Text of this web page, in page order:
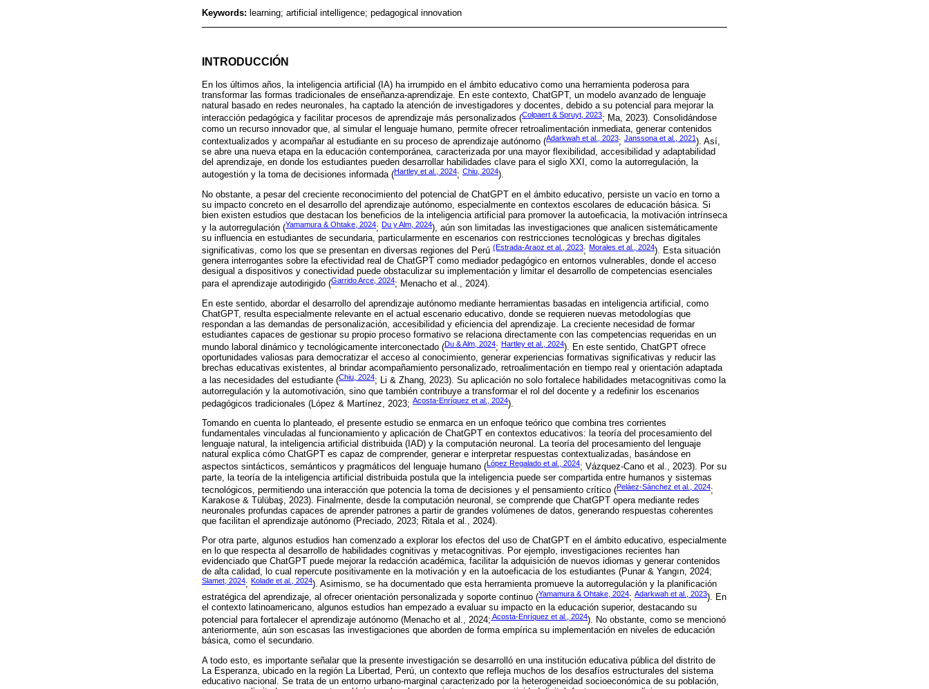
Keywords: learning; artificial intelligence; pedagogical innovation
INTRODUCCIÓN
En los últimos años, la inteligencia artificial (IA) ha irrumpido en el ámbito educativo como una herramienta poderosa para
transformar las formas tradicionales de enseñanza-aprendizaje. En este contexto, ChatGPT, un modelo avanzado de lenguaje
natural basado en redes neuronales, ha captado la atención de investigadores y docentes, debido a su potencial para mejorar la
interacción pedagógica y facilitar procesos de aprendizaje más personalizados (Colpaert & Spruyt, 2023; Ma, 2023). Consolidándose
como un recurso innovador que, al simular el lenguaje humano, permite ofrecer retroalimentación inmediata, generar contenidos
contextualizados y acompañar al estudiante en su proceso de aprendizaje autónomo (Adarkwah et al., 2023; Janssona et al., 2021). Así,
se abre una nueva etapa en la educación contemporánea, caracterizada por una mayor flexibilidad, accesibilidad y adaptabilidad
del aprendizaje, en donde los estudiantes pueden desarrollar habilidades clave para el siglo XXI, como la autorregulación, la
autogestión y la toma de decisiones informada (Hartley et al., 2024; Chiu, 2024).
No obstante, a pesar del creciente reconocimiento del potencial de ChatGPT en el ámbito educativo, persiste un vacío en torno a
su impacto concreto en el desarrollo del aprendizaje autónomo, especialmente en contextos escolares de educación básica. Si
bien existen estudios que destacan los beneficios de la inteligencia artificial para promover la autoeficacia, la motivación intrínseca
y la autorregulación (Yamamura & Ohtake, 2024; Du y Alm, 2024), aún son limitadas las investigaciones que analicen sistemáticamente
su influencia en estudiantes de secundaria, particularmente en escenarios con restricciones tecnológicas y brechas digitales
significativas, como los que se presentan en diversas regiones del Perú (Estrada-Araoz et al., 2023; Morales et al., 2024). Esta situación
genera interrogantes sobre la efectividad real de ChatGPT como mediador pedagógico en entornos vulnerables, donde el acceso
desigual a dispositivos y conectividad puede obstaculizar su implementación y limitar el desarrollo de competencias esenciales
para el aprendizaje autodirigido (Garrido Arce, 2024; Menacho et al., 2024).
En este sentido, abordar el desarrollo del aprendizaje autónomo mediante herramientas basadas en inteligencia artificial, como
ChatGPT, resulta especialmente relevante en el actual escenario educativo, donde se requieren nuevas metodologías que
respondan a las demandas de personalización, accesibilidad y eficiencia del aprendizaje. La creciente necesidad de formar
estudiantes capaces de gestionar su propio proceso formativo se relaciona directamente con las competencias requeridas en un
mundo laboral dinámico y tecnológicamente interconectado (Du & Alm, 2024; Hartley et al., 2024). En este sentido, ChatGPT ofrece
oportunidades valiosas para democratizar el acceso al conocimiento, generar experiencias formativas significativas y reducir las
brechas educativas existentes, al brindar acompañamiento personalizado, retroalimentación en tiempo real y orientación adaptada
a las necesidades del estudiante (Chiu, 2024; Li & Zhang, 2023). Su aplicación no solo fortalece habilidades metacognitivas como la
autorregulación y la automotivación, sino que también contribuye a transformar el rol del docente y a redefinir los escenarios
pedagógicos tradicionales (López & Martínez, 2023; Acosta-Enríquez et al., 2024).
Tomando en cuenta lo planteado, el presente estudio se enmarca en un enfoque teórico que combina tres corrientes
fundamentales vinculadas al funcionamiento y aplicación de ChatGPT en contextos educativos: la teoría del procesamiento del
lenguaje natural, la inteligencia artificial distribuida (IAD) y la computación neuronal. La teoría del procesamiento del lenguaje
natural explica cómo ChatGPT es capaz de comprender, generar e interpretar respuestas contextualizadas, basándose en
aspectos sintácticos, semánticos y pragmáticos del lenguaje humano ( López Regalado et al., 2024; Vázquez-Cano et al., 2023). Por su
parte, la teoría de la inteligencia artificial distribuida postula que la inteligencia puede ser compartida entre humanos y sistemas
tecnológicos, permitiendo una interacción que potencia la toma de decisiones y el pensamiento crítico (Peláez-Sánchez et al., 2024;
Karakose & Tülübaş, 2023). Finalmente, desde la computación neuronal, se comprende que ChatGPT opera mediante redes
neuronales profundas capaces de aprender patrones a partir de grandes volúmenes de datos, generando respuestas coherentes
que facilitan el aprendizaje autónomo (Preciado, 2023; Ritala et al., 2024).
Por otra parte, algunos estudios han comenzado a explorar los efectos del uso de ChatGPT en el ámbito educativo, especialmente
en lo que respecta al desarrollo de habilidades cognitivas y metacognitivas. Por ejemplo, investigaciones recientes han
evidenciado que ChatGPT puede mejorar la redacción académica, facilitar la adquisición de nuevos idiomas y generar contenidos
de alta calidad, lo cual repercute positivamente en la motivación y en la autoeficacia de los estudiantes (Punar & Yangın, 2024;
Slamet, 2024; Kolade et al., 2024). Asimismo, se ha documentado que esta herramienta promueve la autorregulación y la planificación
estratégica del aprendizaje, al ofrecer orientación personalizada y soporte continuo (Yamamura & Ohtake, 2024; Adarkwah et al., 2023). En
el contexto latinoamericano, algunos estudios han empezado a evaluar su impacto en la educación superior, destacando su
potencial para fortalecer el aprendizaje autónomo (Menacho et al., 2024; Acosta-Enríquez et al., 2024). No obstante, como se mencionó
anteriormente, aún son escasas las investigaciones que aborden de forma empírica su implementación en niveles de educación
básica, como el secundario.
A todo esto, es importante señalar que la presente investigación se desarrolló en una institución educativa pública del distrito de
La Esperanza, ubicado en la región La Libertad, Perú, un contexto que refleja muchos de los desafíos estructurales del sistema
educativo nacional. Se trata de un entorno urbano-marginal caracterizado por la heterogeneidad socioeconómica de su población,